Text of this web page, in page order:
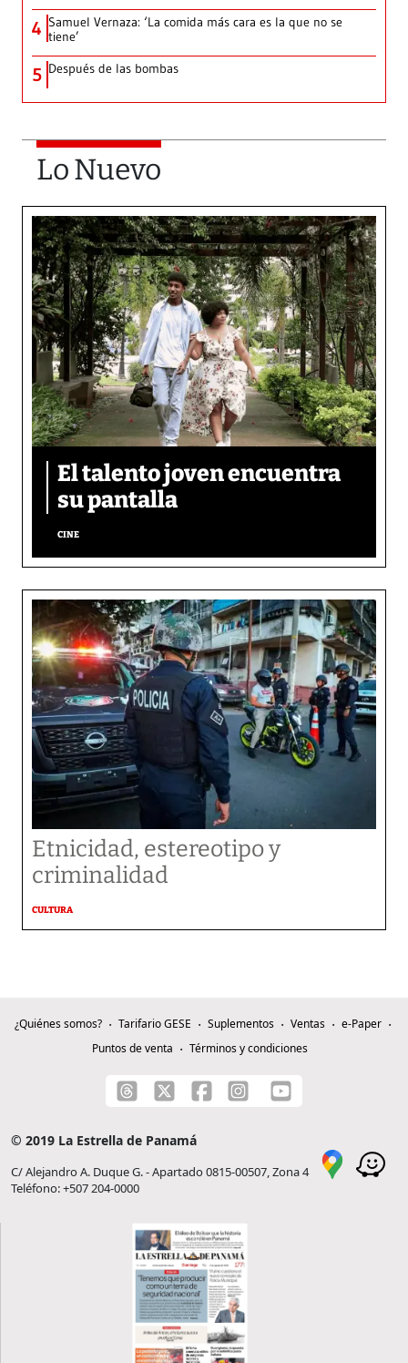
4 Samuel Vernaza: ‘La comida más cara es la que no se
tiene’
5 Después de las bombas
Lo Nuevo
El talento joven encuentra
su pantalla​
CINE
Etnicidad, estereotipo y
criminalidad
CULTURA
¿Quiénes somos? Tarifario GESE Suplementos Ventas
e-Paper
Puntos de venta
Términos y condiciones
© 2019 La Estrella de Panamá
C/ Alejandro A. Duque G. - Apartado 0815-00507, Zona 4
Teléfono: +507 204-0000